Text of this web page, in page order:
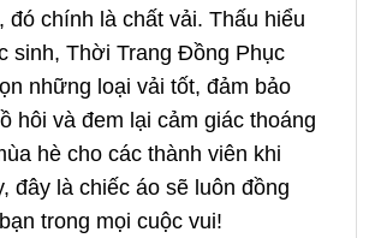
, đó chính là chất vải. Thấu hiểu
sinh, Thời Trang Đồng Phục
những loại vải tốt, đảm bảo
hôi và đem lại cảm giác thoáng
hè cho các thành viên khi
đây là chiếc áo sẽ luôn đồng
trong mọi cuộc vui!